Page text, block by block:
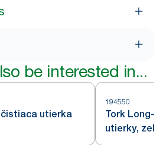
be interested in...
utierka
194550
Tork Long-
utierky,